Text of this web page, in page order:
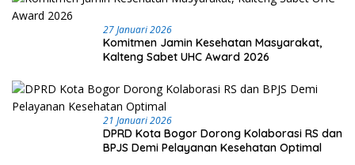
27 Januari 2026
Komitmen Jamin Kesehatan Masyarakat,
Kalteng Sabet UHC Award 2026
21 Januari 2026
DPRD Kota Bogor Dorong Kolaborasi RS dan
BPJS Demi Pelayanan Kesehatan Optimal